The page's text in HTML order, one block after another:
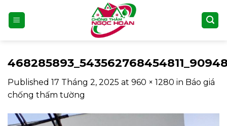
content
Published 17 Tháng 2, 2025 at 960 × 1280 in Báo giá
chống thấm tường